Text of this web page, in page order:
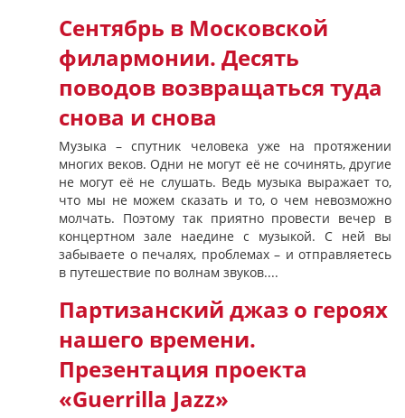
Сентябрь в Московской
филармонии. Десять
поводов возвращаться туда
снова и снова
Музыка – спутник человека уже на протяжении
многих веков. Одни не могут её не сочинять, другие
не могут её не слушать. Ведь музыка выражает то,
что мы не можем сказать и то, о чем невозможно
молчать. Поэтому так приятно провести вечер в
концертном зале наедине с музыкой. С ней вы
забываете о печалях, проблемах – и отправляетесь
в путешествие по волнам звуков....
Партизанский джаз о героях
нашего времени.
Презентация проекта
«Guerrilla Jazz»